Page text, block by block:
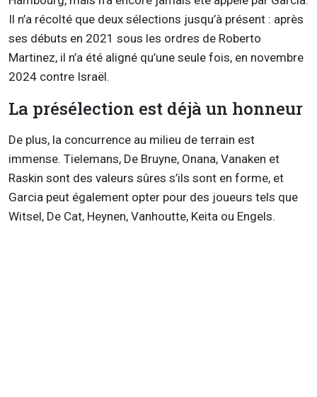
Il n’a récolté que deux sélections jusqu’à présent : après
ses débuts en 2021 sous les ordres de Roberto
Martinez, il n’a été aligné qu’une seule fois, en novembre
2024 contre Israël.
La présélection est déjà un honneur
De plus, la concurrence au milieu de terrain est
immense. Tielemans, De Bruyne, Onana, Vanaken et
Raskin sont des valeurs sûres s’ils sont en forme, et
Garcia peut également opter pour des joueurs tels que
Witsel, De Cat, Heynen, Vanhoutte, Keita ou Engels.